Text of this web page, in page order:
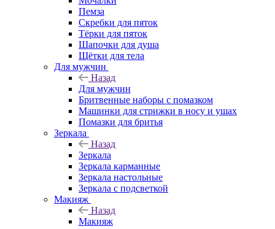
Пемза
Скребки для пяток
Тёрки для пяток
Шапочки для душа
Щётки для тела
Для мужчин
Назад
Для мужчин
Бритвенные наборы с помазком
Машинки для стрижки в носу и ушах
Помазки для бритья
Зеркала
Назад
Зеркала
Зеркала карманные
Зеркала настольные
Зеркала с подсветкой
Макияж
Назад
Макияж